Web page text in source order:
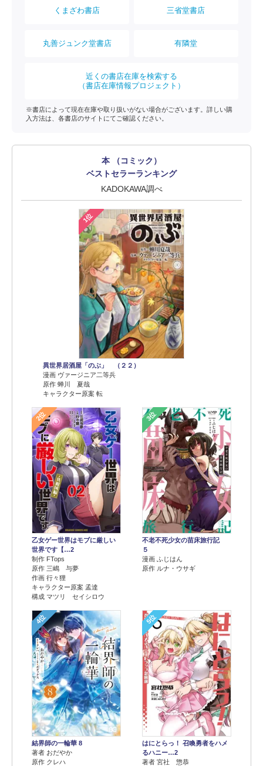
くまざわ書店 三省堂書店
丸善ジュンク堂書店 有隣堂
近くの書店在庫を検索する
（書店在庫情報プロジェクト）
※書店によって現在在庫や取り扱いがない場合がございます。詳しい購
入方法は、各書店のサイトにてご確認ください。
本 （コミック）
ベストセラーランキング
KADOKAWA調べ
1位
異世界居酒屋「のぶ」 （２２）
漫画 ヴァージニア二等兵
原作 蝉川 夏哉
キャラクター原案 転
2位
乙女ゲー世界はモブに厳しい
世界です【…2
制作 FTops
原作 三嶋 与夢
作画 行々狸
キャラクター原案 孟達
構成 マツリ セイシロウ
3位
不老不死少女の苗床旅行記
５
漫画 ふじはん
原作 ルナ・ウサギ
4位
結界師の一輪華 8
著者 おだやか
原作 クレハ
5位
はにとらっ！ 召喚勇者をハメ
るハニー…2
著者 宮社 惣恭